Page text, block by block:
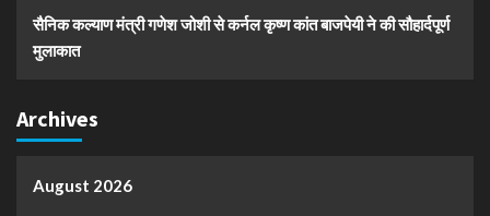
सैनिक कल्याण मंत्री गणेश जोशी से कर्नल कृष्ण कांत बाजपेयी ने की सौहार्दपूर्ण
मुलाकात
Archives
August 2026